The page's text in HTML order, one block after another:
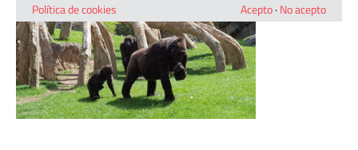
Política de cookies
Acepto· No acepto